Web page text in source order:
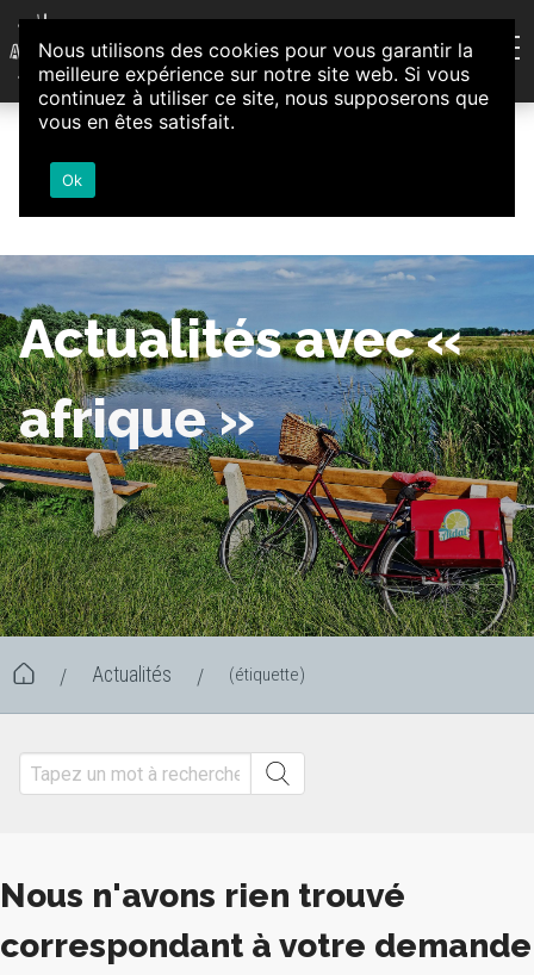
Aller au contenu
Association d'Animation et d'Initiatives Citoyennes
Loire-Authion
Actualités avec «
afrique »
/ Actualités / (étiquette)
Nous n'avons rien trouvé
correspondant à votre demande
Nous utilisons des cookies pour vous garantir la
meilleure expérience sur notre site web. Si vous
continuez à utiliser ce site, nous supposerons que
vous en êtes satisfait.
Ok